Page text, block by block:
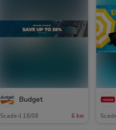
Budget
Scade il 18/08 6 km